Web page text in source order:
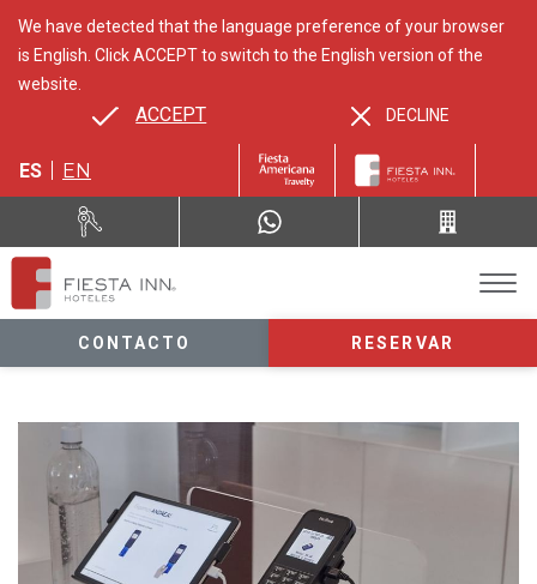
ES EN
CONTACTO RESERVAR
We have detected that the language preference of your browser
is English. Click ACCEPT to switch to the English version of the
website.
ACCEPT DECLINE